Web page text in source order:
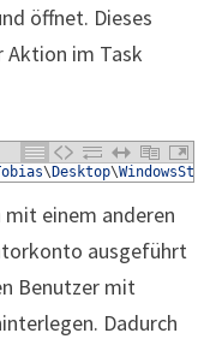
öffnet. Dieses
Aktion im Task
\ Desktop\
einem anderen
ausgeführt
Benutzer mit
Dadurch